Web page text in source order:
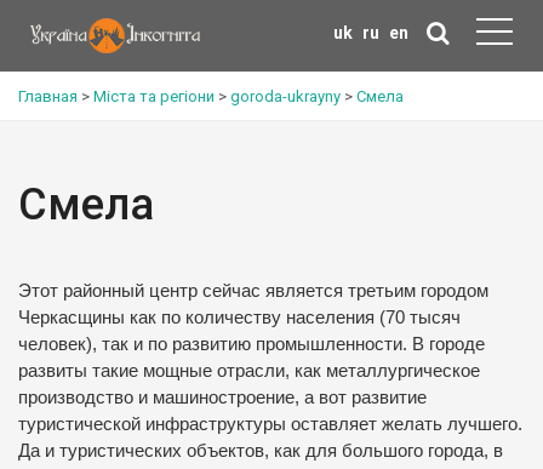
uk ru en
Главная > Міста та регіони > goroda-ukrayny > Смела
Смела
Этот районный центр сейчас является третьим городом
Черкасщины как по количеству населения (70 тысяч
человек), так и по развитию промышленности. В городе
развиты такие мощные отрасли, как металлургическое
производство и машиностроение, а вот развитие
туристической инфраструктуры оставляет желать лучшего.
Да и туристических объектов, как для большого города, в